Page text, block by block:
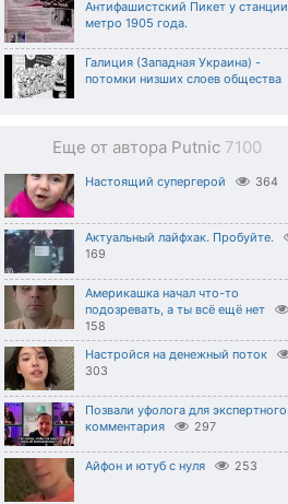
Антифашистский Пикет у станции
метро 1905 года.
Галиция (Западная Украина) -
потомки низших слоев общества
Еще от автора Putnic 7100
Настоящий супергерой 364
Актуальный лайфхак. Пробуйте.
169
Америкашка начал что-то
подозревать, а ты всё ещё нет
158
Настройся на денежный поток
303
Позвали уфолога для экспертного
комментария
297
Айфон и ютуб с нуля 253